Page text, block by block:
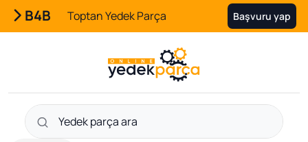
B4B Toptan Yedek Parça Başvuru yap